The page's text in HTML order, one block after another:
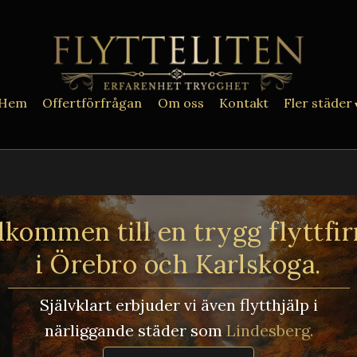
Offertförfrågan Om oss Kontakt Fler städer
till en trygg
i Örebro och Karlskoga.
Självklart erbjuder vi även flytthjälp i
närliggande städer somDe